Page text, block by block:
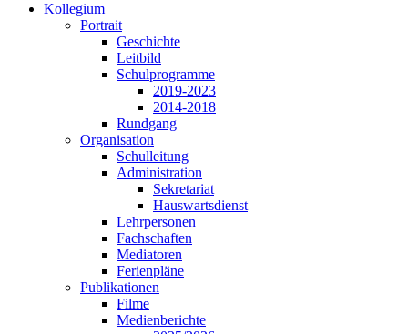
Kollegium
Portrait
Geschichte
Leitbild
Schulprogramme
2019-2023
2014-2018
Rundgang
Organisation
Schulleitung
Administration
Sekretariat
Hauswartsdienst
Lehrpersonen
Fachschaften
Mediatoren
Ferienpläne
Publikationen
Filme
Medienberichte